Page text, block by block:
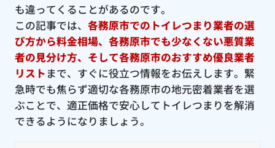
も違ってくることがあるのです。
この記事では、 各務原市でのトイレつまり業者の選
び方から料金相場、各務原市でも少なくない悪質業
者の見分け方、そして各務原市のおすすめ優良業者
リスト まで、すぐに役立つ情報をお伝えします。緊
急時でも焦らず適切な各務原市の地元密着業者を選
ぶことで、適正価格で安心してトイレつまりを解消
できるようになりましょう。